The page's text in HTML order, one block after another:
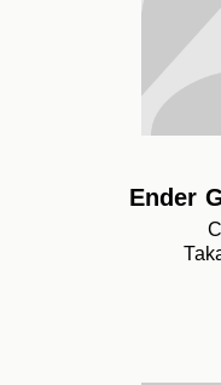
Ender